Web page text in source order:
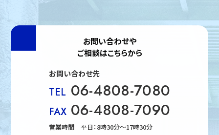
お問い合わせや
ご相談はこちらから
お問い合わせ先
TEL 06-4808-7080
FAX 06-4808-7090
営業時間 平日：8時30分〜17時30分